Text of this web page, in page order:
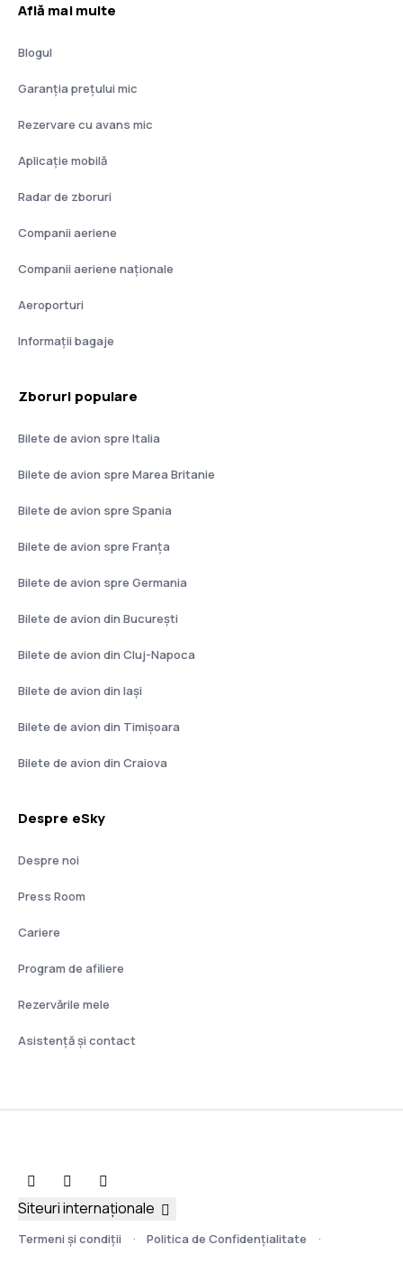
Află mai multe
Blogul
Garanția prețului mic
Rezervare cu avans mic
Aplicație mobilă
Radar de zboruri
Companii aeriene
Companii aeriene naţionale
Aeroporturi
Informații bagaje
Zboruri populare
Bilete de avion spre Italia
Bilete de avion spre Marea Britanie
Bilete de avion spre Spania
Bilete de avion spre Franţa
Bilete de avion spre Germania
Bilete de avion din București
Bilete de avion din Cluj-Napoca
Bilete de avion din Iași
Bilete de avion din Timișoara
Bilete de avion din Craiova
Despre eSky
Despre noi
Press Room
Cariere
Program de afiliere
Rezervările mele
Asistenţă şi contact
Termeni şi condiţii Politica de Confidențialitate
Siteuri internaționale